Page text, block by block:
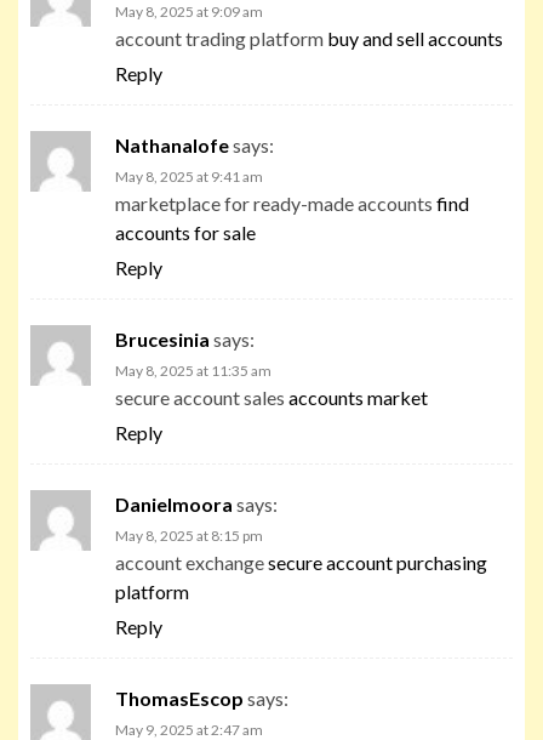
May 8, 2025 at 9:09 am
account trading platform buy and sell accounts
Reply
Nathanalofesays:
May 8, 2025 at 9:41 am
marketplace for ready-made accounts find
accounts for sale
Reply
Brucesinia says:
May 8, 2025 at 11:35 am
secure account sales accounts market
Reply
Danielmoora says:
May 8, 2025 at 8:15 pm
account exchangesecure account purchasing
platform
Reply
ThomasEscop says:
May 9, 2025 at 2:47 am